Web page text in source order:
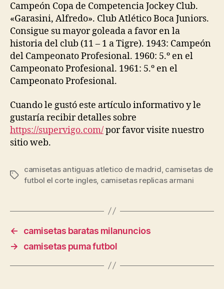
Campeón Copa de Competencia Jockey Club.
«Garasini, Alfredo». Club Atlético Boca Juniors.
Consigue su mayor goleada a favor en la
historia del club (11 – 1 a Tigre). 1943: Campeón
del Campeonato Profesional. 1960: 5.º en el
Campeonato Profesional. 1961: 5.º en el
Campeonato Profesional.
Cuando le gustó este artículo informativo y le
gustaría recibir detalles sobre
https://supervigo.com/por favor visite nuestro
sitio web.
Etiquetas
camisetas antiguas atletico de madrid camisetas de
futbol el corte ingles, camisetas replicas armani
←
camisetas baratas milanuncios
→
camisetas puma futbol